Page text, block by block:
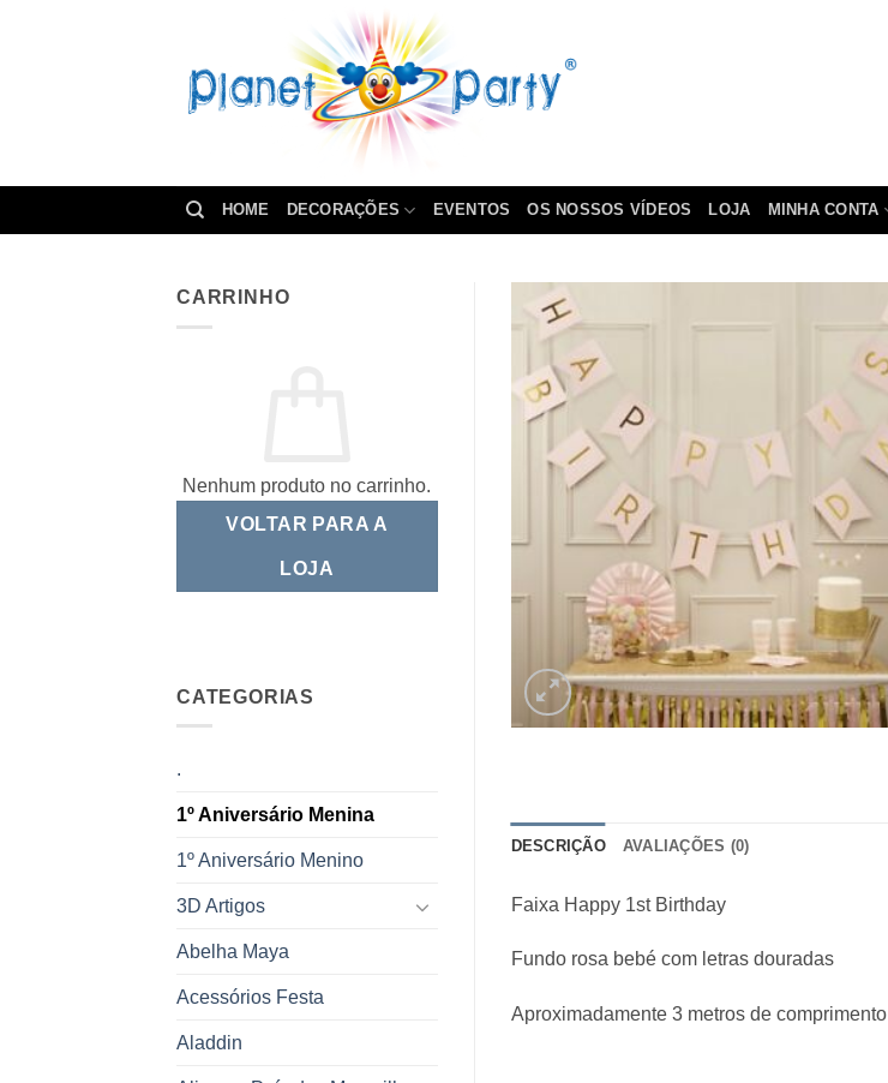
HOME DECORAÇÕES EVENTOS OS NOSSOS VÍDEOS LOJA MINHA CONTA
CARRINHO
Nenhum produto no carrinho.
VOLTAR PARA A
LOJA
CATEGORIAS
.
1º Aniversário Menina
1º Aniversário Menino
3D Artigos
Abelha Maya
Acessórios Festa
Aladdin
DESCRIÇÃO AVALIAÇÕES (0)
Faixa Happy 1st Birthday
Fundo rosa bebé com letras douradas
Aproximadamente 3 metros de comprimento